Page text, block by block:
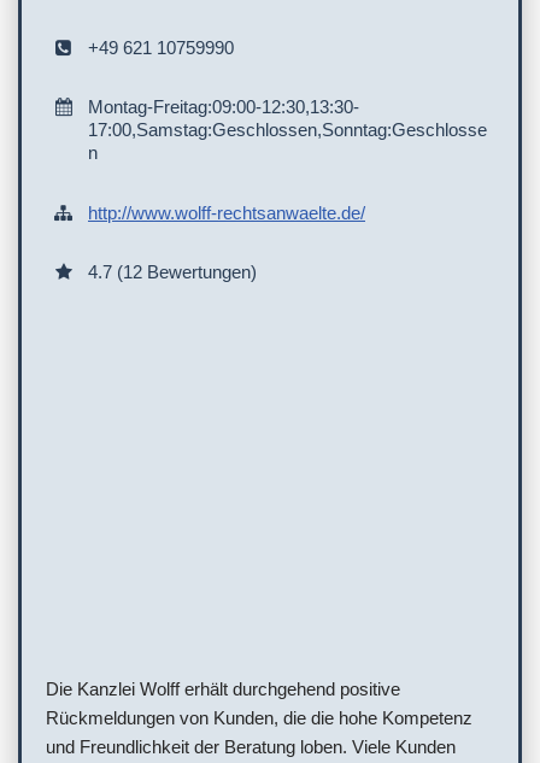
+49 621 10759990
Montag-Freitag:09:00-12:30,13:30-
17:00,Samstag:Geschlossen,Sonntag:Geschlosse
n
http://www.wolff-rechtsanwaelte.de/
4.7 (12 Bewertungen)
Die Kanzlei Wolff erhält durchgehend positive
Rückmeldungen von Kunden, die die hohe Kompetenz
und Freundlichkeit der Beratung loben. Viele Kunden